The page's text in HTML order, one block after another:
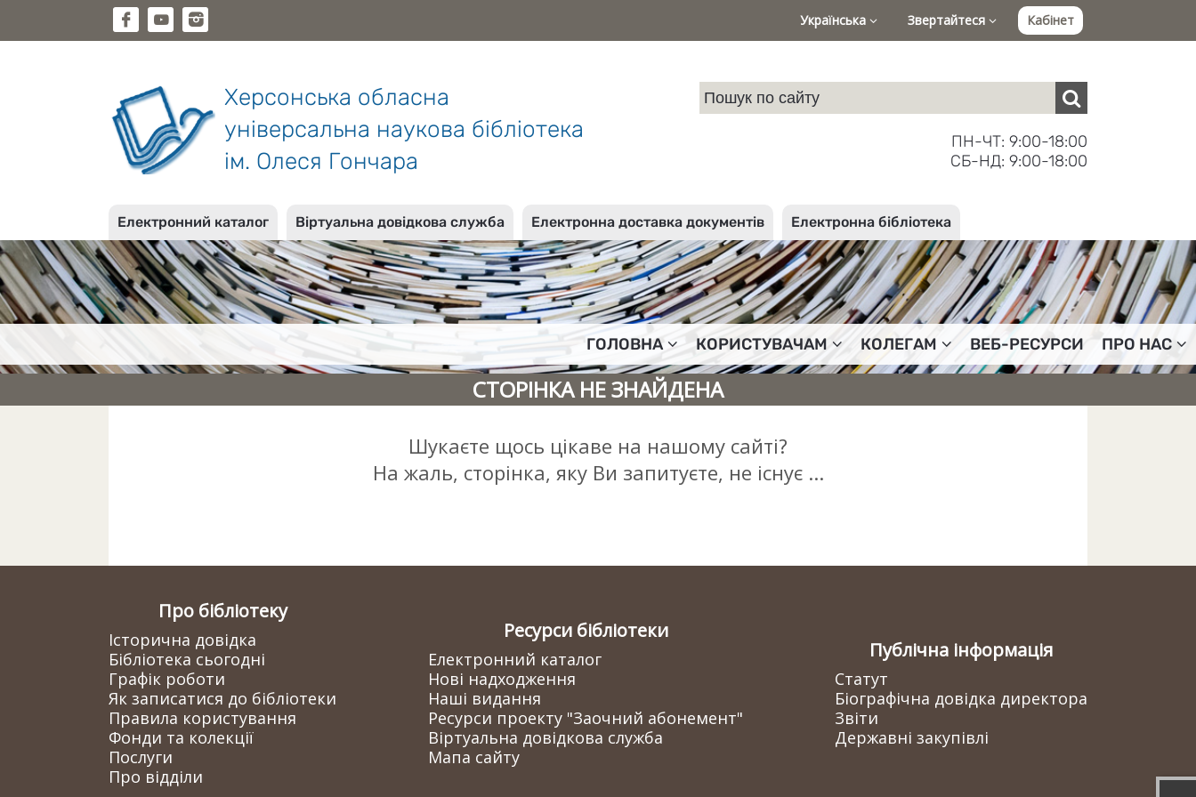
Українська Звертайтеся Кабінет
Херсонська обласна
універсальна наукова бібліотека
ім. Олеся Гончара
ПН-ЧТ: 9:00-18:00
СБ-НД: 9:00-18:00
Електронний каталог Віртуальна довідкова служба Електронна доставка документів Електронна бібліотека
ГОЛОВНА КОРИСТУВАЧАМ КОЛЕГАМ ВЕБ-РЕСУРСИ ПРО НАС
СТОРІНКА НЕ ЗНАЙДЕНА
Шукаєте щось цікаве на нашому сайті?
На жаль, сторінка, яку Ви запитуєте, не існує ...
Про бібліотеку
Історична довідка
Бібліотека сьогодні
Графік роботи
Як записатися до бібліотеки
Правила користування
Фонди та колекції
Послуги
Про відділи
Ресурси бібліотеки
Електронний каталог
Нові надходження
Наші видання
Ресурси проекту "Заочний абонемент"
Віртуальна довідкова служба
Мапа сайту
Публічна інформація
Статут
Біографічна довідка директора
Звіти
Державні закупівлі